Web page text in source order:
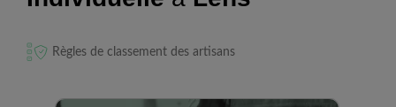
Règles de classement des artisans